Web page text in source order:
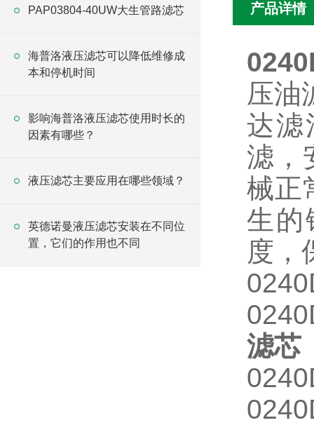
PAP03804-40UW大生管路滤芯
海普洛液压滤芯可以降低维修成
本和停机时间
影响海普洛液压滤芯使用时长的
因素有哪些？
液压滤芯主要应用在哪些领域？
英德诺曼液压滤芯安装在不同位
置，它们的作用也不同
产品详情
压油
达滤
滤，
械正
生的
度，
滤芯